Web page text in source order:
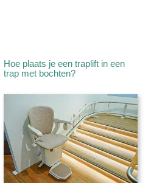
Hoe plaats je een traplift in een
trap met bochten?